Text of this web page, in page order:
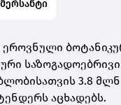
3.8
აცხადებს.